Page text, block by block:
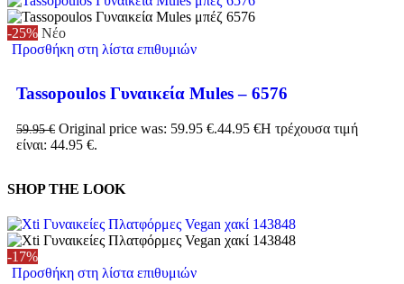
-25% Νέο
Προσθήκη στη λίστα επιθυμιών
Tassopoulos Γυναικεία Mules – 6576
59.95€ Original price was: 59.95 €.44.95 €Η τρέχουσα τιμή
είναι: 44.95 €.
SHOP THE LOOK
-17%
Προσθήκη στη λίστα επιθυμιών